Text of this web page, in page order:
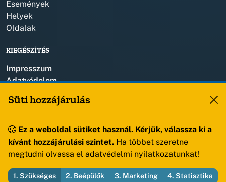
Események
Helyek
Oldalak
KIEGÉSZÍTÉS
Impresszum
Adatvédelem
+36 88 459 150
8193 Sóly, Kossuth Lajos u.57.
Süti hozzájárulás
Ez a weboldal sütiket használ. Kérjük, válassza ki a
kívánt hozzájárulási szintet. Ha többet szeretne
megtudni olvassa el adatvédelmi nyilatkozatunkat!
1. Szükséges 2. Beépülők 3. Marketing 4. Statisztika